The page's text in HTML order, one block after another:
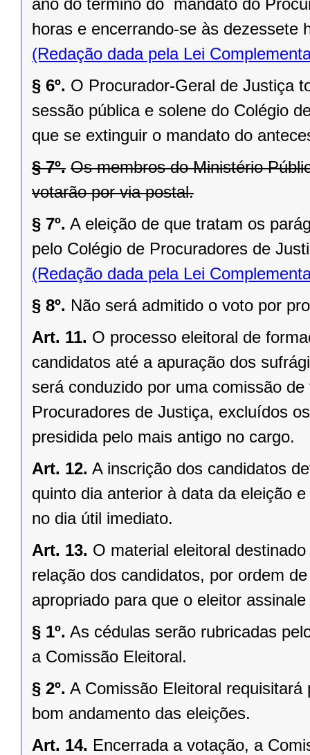
horas e encerrando-se às dezessete
(Redação dada pela Lei
§ 6º. O Procurador-Geral de Justiça
sessão pública e solene do Colégio
que se extinguir o mandato do
§ 7º. Os membros do Ministério
votarão por via postal.
§ 7º. A eleição de que tratam os
pelo Colégio de Procuradores de
(Redação dada pela Lei
§ 8º. Não será admitido o voto por
Art. 11. O processo eleitoral de
candidatos até a apuração dos
será conduzido por uma comissão
Procuradores de Justiça, excluídos
presidida pelo mais antigo no cargo.
Art. 12. A inscrição dos candidatos
quinto dia anterior à data da eleição
no dia útil imediato.
Art. 13. O material eleitoral
relação dos candidatos, por ordem
apropriado para que o eleitor
§ 1º. As cédulas serão rubricadas
a Comissão Eleitoral.
§ 2º. A Comissão Eleitoral
bom andamento das eleições.
Art. 14. Encerrada a votação, a